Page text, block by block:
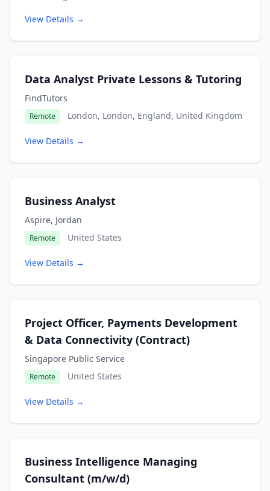
View Details →
Data Analyst Private Lessons & Tutoring
FindTutors
Remote London, London, England, United Kingdom
View Details →
Business Analyst
Aspire, Jordan
Remote United States
View Details →
Project Officer, Payments Development
& Data Connectivity (Contract)
Singapore Public Service
Remote United States
View Details →
Business Intelligence Managing
Consultant (m/w/d)